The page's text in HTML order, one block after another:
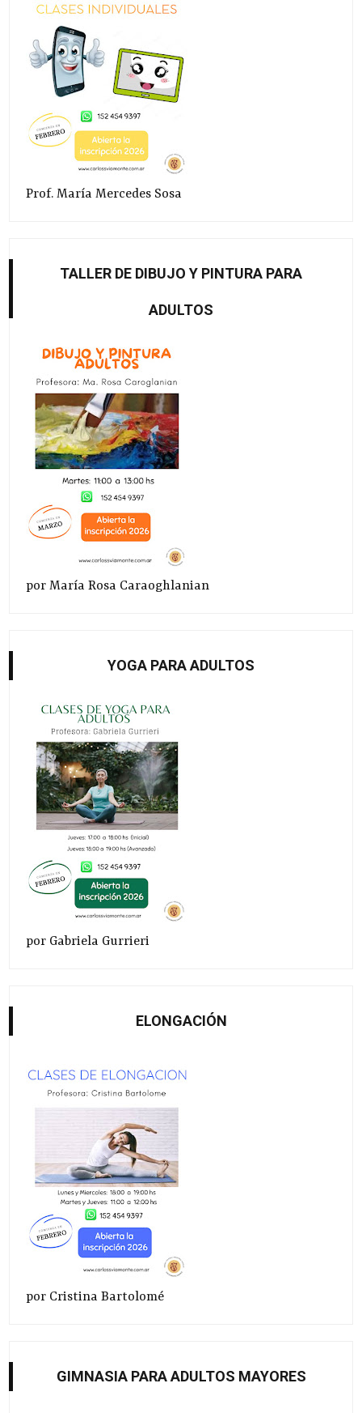
Prof. María Mercedes Sosa
TALLER DE DIBUJO Y PINTURA PARA
ADULTOS
por María Rosa Caraoghlanian
YOGA PARA ADULTOS
por Gabriela Gurrieri
ELONGACIÓN
por Cristina Bartolomé
GIMNASIA PARA ADULTOS MAYORES